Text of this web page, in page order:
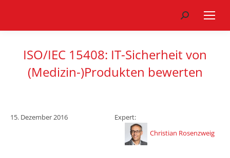
Search:
ISO/IEC 15408: IT-Sicherheit von
(Medizin-)Produkten bewerten
15. Dezember 2016
Expert:
Christian Rosenzweig